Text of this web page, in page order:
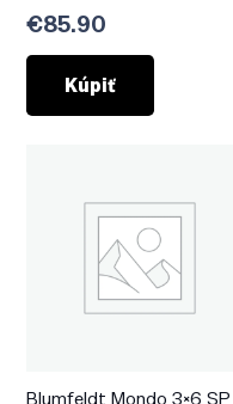
€85.90
Kúpiť
Blumfeldt Mondo 3×6 SP